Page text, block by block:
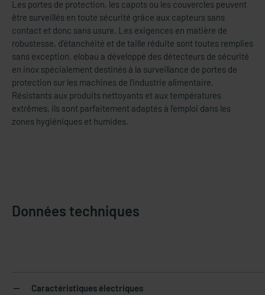
Les portes de protection, les capots ou les couvercles peuvent
être surveillés en toute sécurité grâce aux capteurs sans
contact et donc sans usure. Les exigences en matière de
robustesse, d'étanchéité et de taille réduite sont toutes remplies
sans exception. elobau a développé des détecteurs de sécurité
en inox spécialement destinés à la surveillance de portes de
protection sur les machines de l'industrie alimentaire.
Résistants aux produits nettoyants et aux températures
extrêmes, ils sont parfaitement adaptés à l'emploi dans les
zones hygiéniques et humides.
Données techniques
Caractéristiques électriques